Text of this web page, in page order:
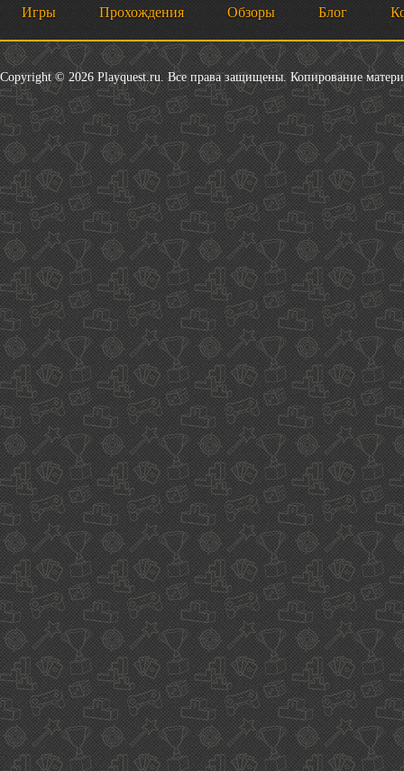
Игры Прохождения Обзоры Блог
Copyright © 2026 Playquest.ru. Все права защищены. Копирование